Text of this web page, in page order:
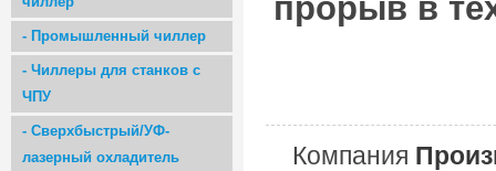
- Промышленный чиллер
- Чиллеры для станков с
ЧПУ
- Сверхбыстрый/УФ-
лазерный охладитель
прорыв в
Компания